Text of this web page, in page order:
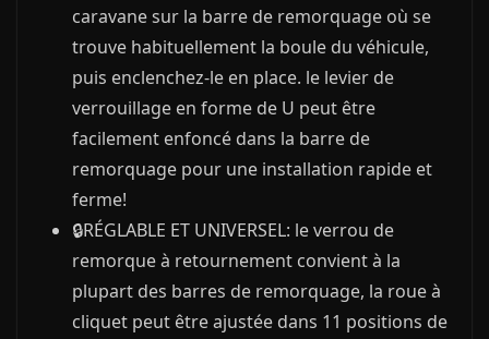
caravane sur la barre de remorquage où se
trouve habituellement la boule du véhicule,
puis enclenchez-le en place. le levier de
verrouillage en forme de U peut être
facilement enfoncé dans la barre de
remorquage pour une installation rapide et
ferme!
🔒RÉGLABLE ET UNIVERSEL: le verrou de
remorque à retournement convient à la
plupart des barres de remorquage, la roue à
cliquet peut être ajustée dans 11 positions de